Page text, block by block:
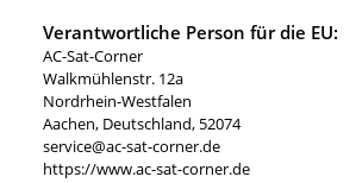
Verantwortliche Person für die EU:
AC-Sat-Corner
Walkmühlenstr. 12a
Nordrhein-Westfalen
Aachen, Deutschland, 52074
service@ac-sat-corner.de
https://www.ac-sat-corner.de